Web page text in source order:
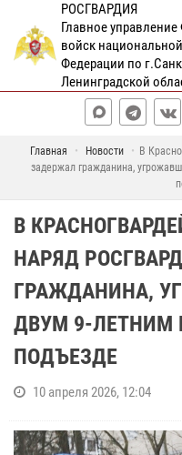
РОСГВАРДИЯ
Главное
войск
Федерации по
Ленинградской
Главная Новости
В
задержал гражданина,
В
НАРЯД
ГРАЖДАНИНА,
ДВУМ 9-ЛЕТНИМ
ПОДЪЕЗДЕ
10 апреля 2026, 12:04